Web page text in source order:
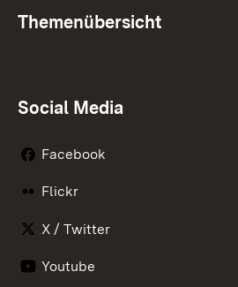
Themenübersicht
Social Media
Facebook
Flickr
X / Twitter
Youtube